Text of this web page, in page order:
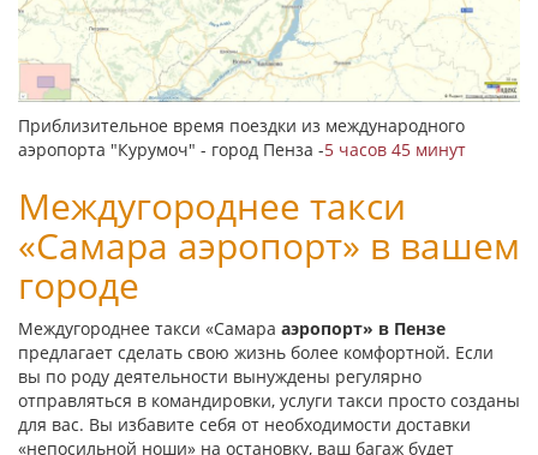
Приблизительное время поездки из международного
аэропорта "Курумоч" - город Пенза -5 часов 45 минут
Междугороднее такси
«Самара аэропорт» в вашем
городе
Междугороднее такси «Самара аэропорт» в Пензе
предлагает сделать свою жизнь более комфортной. Если
вы по роду деятельности вынуждены регулярно
отправляться в командировки, услуги такси просто созданы
для вас. Вы избавите себя от необходимости доставки
«непосильной ноши» на остановку, ваш багаж будет